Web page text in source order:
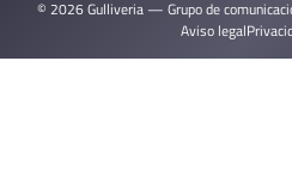
© 2026 Gulliveria — Grupo de
Aviso legal